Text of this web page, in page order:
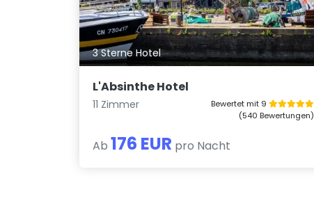
3 Sterne Hotel
L'Absinthe Hotel
11 Zimmer
Bewertet mit 9
(540 Bewertungen)
Ab176 EUR pro Nacht